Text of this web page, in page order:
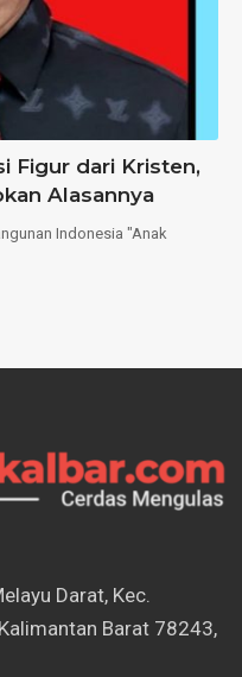
Figur dari Kristen,
Alasannya
Indonesia "Anak
Darat, Kec.
Barat 78243,